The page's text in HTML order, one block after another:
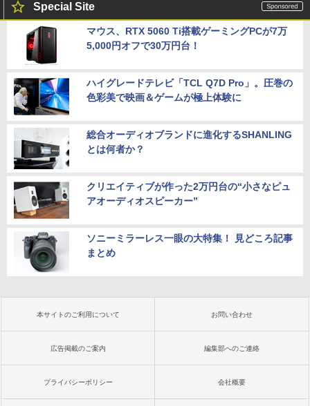
Special Site
マウス、RTX 5060 Ti搭載ゲーミングPCが7万
5,000円オフで30万円台！
ハイグレードテレビ「TCL Q7D Pro」。圧巻の
色彩美で映画＆ゲームが極上体験に
総合オーディオブランドに進化するSHANLING
とは何者か？
クリエイティブが作った2万円台の“小さなピュ
アオーディオスピーカー”
ソニーミラーレス一眼の大特集！ 見どころ記事
まとめ
本サイトのご利用について お問い合わせ
広告掲載のご案内 編集部へのご連絡
プライバシーポリシー 会社概要